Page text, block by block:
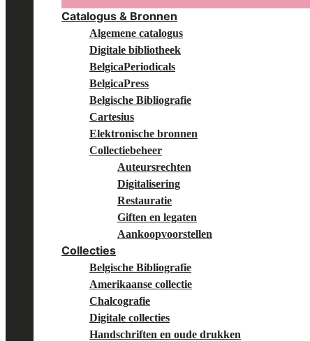
Catalogus & Bronnen
Algemene catalogus
Digitale bibliotheek
BelgicaPeriodicals
BelgicaPress
Belgische Bibliografie
Cartesius
Elektronische bronnen
Collectiebeheer
Auteursrechten
Digitalisering
Restauratie
Giften en legaten
Aankoopvoorstellen
Collecties
Belgische Bibliografie
Amerikaanse collectie
Chalcografie
Digitale collecties
Handschriften en oude drukken